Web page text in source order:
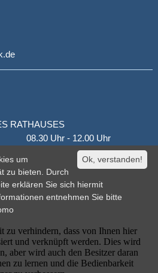
RATHAUSES
08.30 Uhr - 12.00 Uhr
14.00 Uhr - 18.00 Uhr
16.00 Uhr - 18.00 Uhr
geschlossen
Ok, verstanden!
um
zu bieten. Durch
erklären Sie sich hiermit
entnehmen Sie bitte